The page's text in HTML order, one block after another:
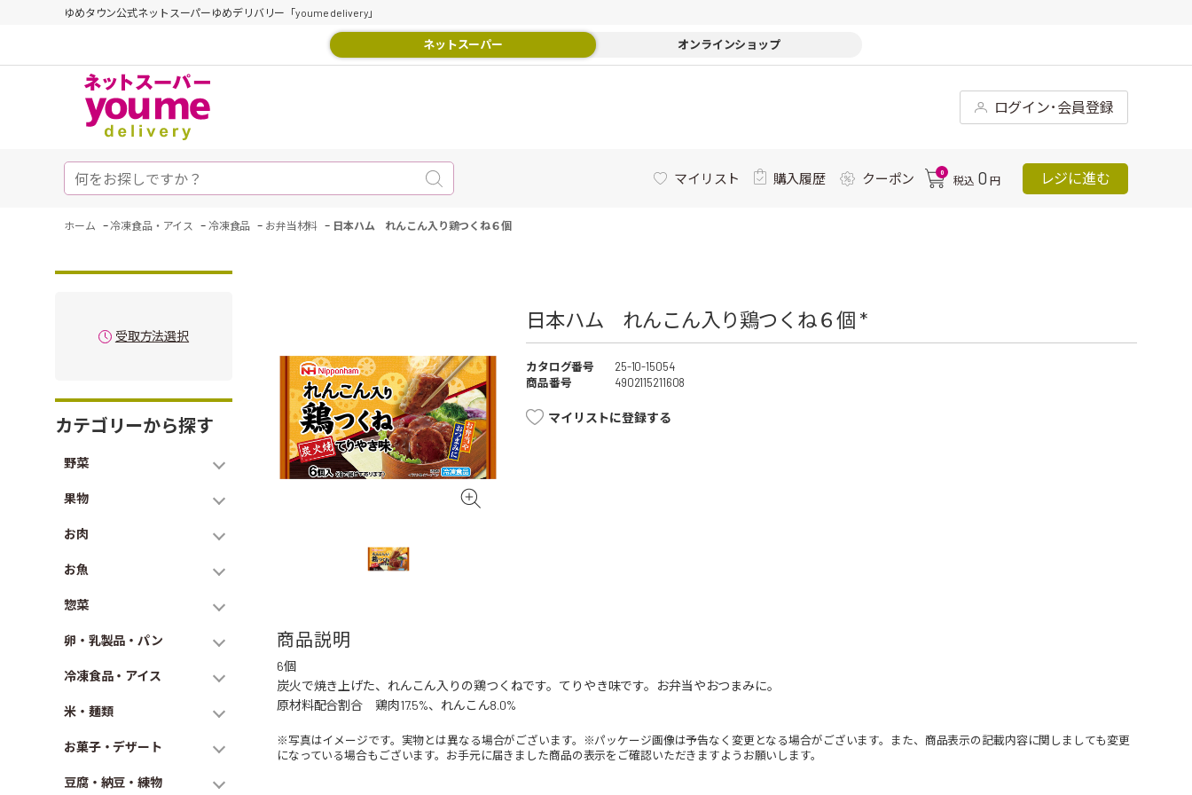
ゆめタウン公式ネットスーパーゆめデリバリー「youme delivery」
ネットスーパー オンラインショップ
ログイン･会員登録
マイリスト 購入履歴 クーポン 0
税込 0 円 レジに進む
ホーム - 冷凍食品・アイス - 冷凍食品 - お弁当材料 - 日本ハム れんこん入り鶏つくね６個
受取方法選択
カテゴリーから探す
野菜
果物
お肉
お魚
惣菜
卵・乳製品・パン
冷凍食品・アイス
米・麺類
お菓子・デザート
豆腐・納豆・練物
日本ハム れんこん入り鶏つくね６個 *
カタログ番号
25-10-15054
商品番号
4902115211608
マイリストに登録する
商品説明
6個
炭火で焼き上げた、れんこん入りの鶏つくねです。てりやき味です。お弁当やおつまみに。
原材料配合割合 鶏肉17.5%、れんこん8.0%
※写真はイメージです。実物とは異なる場合がございます。※パッケージ画像は予告なく変更となる場合がございます。また、商品表示の記載内容に関しましても変更
になっている場合もございます。お手元に届きました商品の表示をご確認いただきますようお願いします。